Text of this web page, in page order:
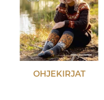
OHJEKIRJAT